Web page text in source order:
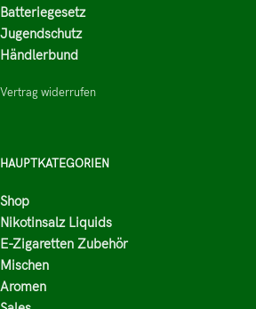
Batteriegesetz
Jugendschutz
Händlerbund
Vertrag widerrufen
HAUPTKATEGORIEN
Shop
Nikotinsalz Liquids
E-Zigaretten Zubehör
Mischen
Aromen